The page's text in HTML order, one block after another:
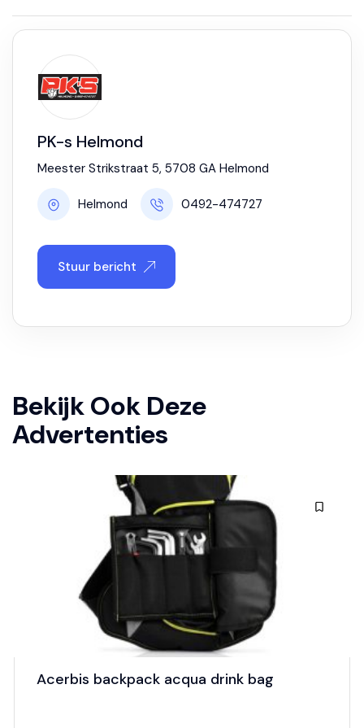
PK-s Helmond
Meester Strikstraat 5, 5708 GA Helmond
Helmond 0492-474727
Stuur bericht
Bekijk Ook Deze
Advertenties
Acerbis backpack acqua drink bag